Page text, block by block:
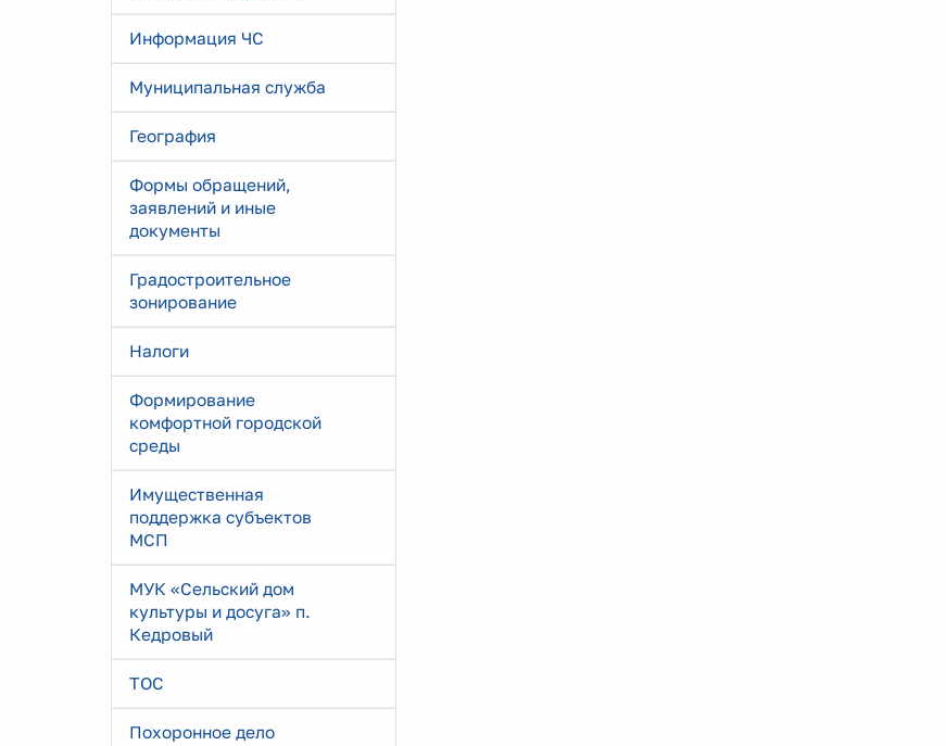
Информация ЧС
Муниципальная служба
География
Формы обращений,
заявлений и иные
документы
Градостроительное
зонирование
Налоги
Формирование
комфортной городской
среды
Имущественная
поддержка субъектов
МСП
МУК «Сельский дом
культуры и досуга» п.
Кедровый
ТОС
Похоронное дело